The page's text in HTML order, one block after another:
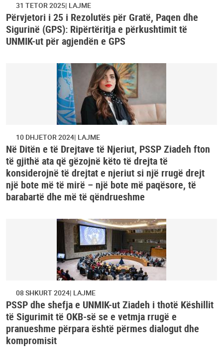
31 TETOR 2025 LAJME
Përvjetori i 25 i Rezolutës për Gratë, Paqen dhe
Sigurinë (GPS): Ripërtëritja e përkushtimit të
UNMIK-ut për agjendën e GPS
10 DHJETOR 2024 LAJME
Në Ditën e të Drejtave të Njeriut, PSSP Ziadeh fton
të gjithë ata që gëzojnë këto të drejta të
konsiderojnë të drejtat e njeriut si një rrugë drejt
një bote më të mirë – një bote më paqësore, të
barabartë dhe më të qëndrueshme
08 SHKURT 2024 LAJME
PSSP dhe shefja e UNMIK-ut Ziadeh i thotë Këshillit
të Sigurimit të OKB-së se e vetmja rrugë e
pranueshme përpara është përmes dialogut dhe
kompromisit